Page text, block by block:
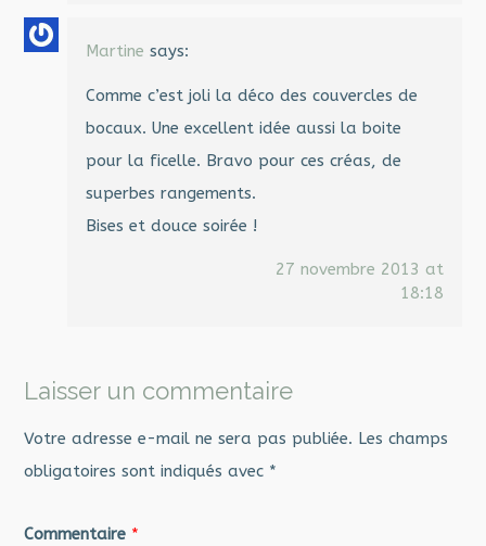
Martine says:
Comme c’est joli la déco des couvercles de
bocaux. Une excellent idée aussi la boite
pour la ficelle. Bravo pour ces créas, de
superbes rangements.
Bises et douce soirée !
27 novembre 2013 at
18:18
Laisser un commentaire
Votre adresse e-mail ne sera pas publiée. Les champs
obligatoires sont indiqués avec *
Commentaire *